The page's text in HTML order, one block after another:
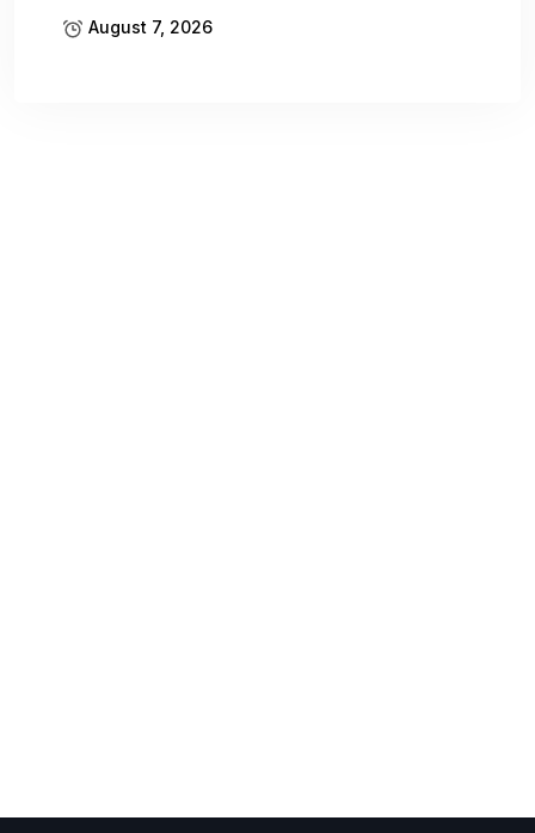
August 7, 2026